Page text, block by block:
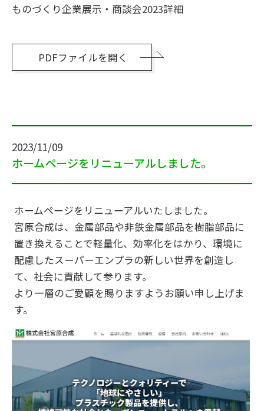
ものづくり企業展示・商談会2023詳細
PDFファイルを開く
2023/11/09
ホームページをリニューアルしました。
ホームページをリニューアルいたしました。
宮原合成は、金属部品や非鉄金属部品を樹脂部品に
置き換えることで軽量化、効率化をはかり、環境に
配慮したスーパーエンプラの新しい世界を創造し
て、社会に貢献して参ります。
より一層のご愛顧を賜りますようお願い申し上げま
す。